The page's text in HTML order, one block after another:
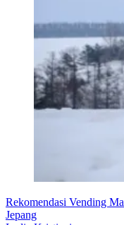
Rekomendasi Vending
Jepang